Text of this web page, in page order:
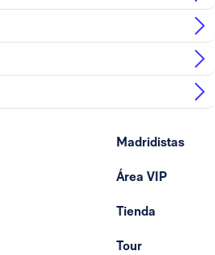
Madridistas
Área VIP
Tienda
Tour